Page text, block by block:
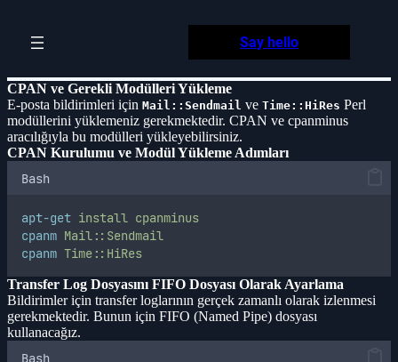
content
Say hello
CPAN ve Gerekli Modülleri Yükleme
E-posta bildirimleri için Mail::Sendmail ve Time::HiRes Perl
modüllerini yüklemeniz gerekmektedir. CPAN ve cpanminus
aracılığıyla bu modülleri yükleyebilirsiniz.
CPAN Kurulumu ve Modül Yükleme Adımları
Bash
apt-get install cpanminus
cpanm Mail::Sendmail
cpanm Time::HiRes
Transfer Log Dosyasını FIFO Dosyası Olarak Ayarlama
Bildirimler için transfer loglarının gerçek zamanlı olarak izlenmesi
gerekmektedir. Bunun için FIFO (Named Pipe) dosyası
kullanacağız.
Bash